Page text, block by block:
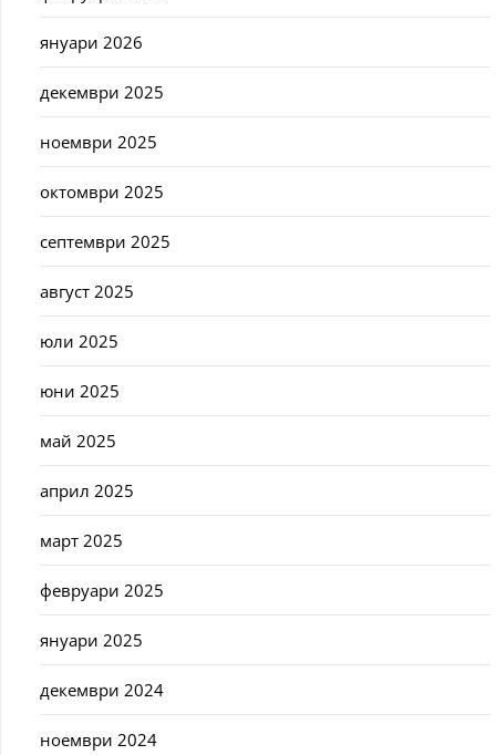
януари 2026
декември 2025
ноември 2025
октомври 2025
септември 2025
август 2025
юли 2025
юни 2025
май 2025
април 2025
март 2025
февруари 2025
януари 2025
декември 2024
ноември 2024